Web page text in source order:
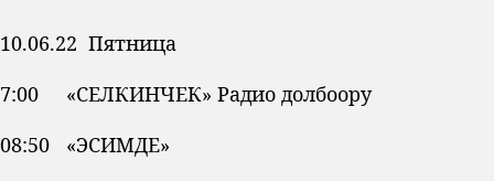
10.06.22 Пятница
7:00 «СЕЛКИНЧЕК» Радио долбоору
08:50 «ЭСИМДЕ»